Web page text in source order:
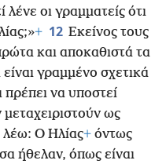
οι γραμματείς ότι
+ 12 Εκείνος τους
και αποκαθιστά τα
γραμμένο σχετικά
να υποστεί
μεταχειριστούν ως
Ο Ηλίας+ όντως
ήθελαν, όπως είναι